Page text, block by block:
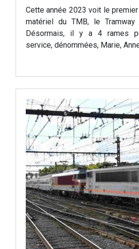
Cette année 2023 voit le
matériel du TMB, le Tramway
Désormais, il y a 4 rames
service, dénommées, Marie,